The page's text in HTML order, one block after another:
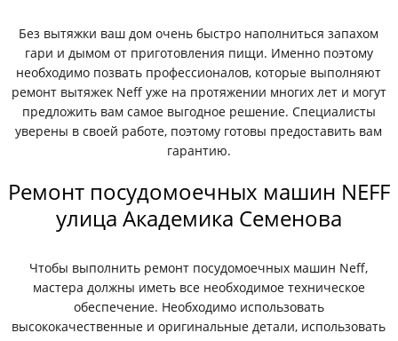
Без вытяжки ваш дом очень быстро наполниться запахом
гари и дымом от приготовления пищи. Именно поэтому
необходимо позвать профессионалов, которые выполняют
ремонт вытяжек Neff уже на протяжении многих лет и могут
предложить вам самое выгодное решение. Специалисты
уверены в своей работе, поэтому готовы предоставить вам
гарантию.
Ремонт посудомоечных машин NEFF
улица Академика Семенова
Чтобы выполнить ремонт посудомоечных машин Neff,
мастера должны иметь все необходимое техническое
обеспечение. Необходимо использовать
высококачественные и оригинальные детали, использовать